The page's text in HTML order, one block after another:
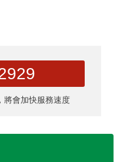
將會加快服務速度